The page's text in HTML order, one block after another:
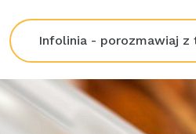
Infolinia - porozmawiaj z